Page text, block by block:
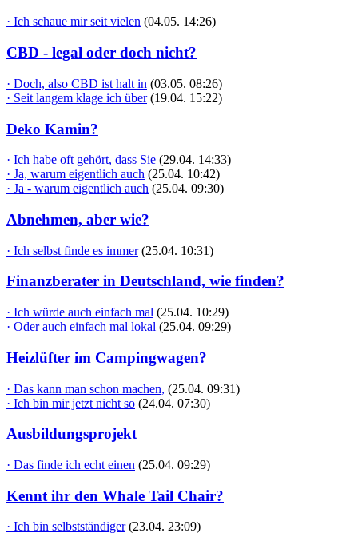
· Ich schaue mir seit vielen (04.05. 14:26)
CBD - legal oder doch nicht?
· Doch, also CBD ist halt in (03.05. 08:26)
· Seit langem klage ich über (19.04. 15:22)
Deko Kamin?
· Ich habe oft gehört, dass Sie (29.04. 14:33)
· Ja, warum eigentlich auch (25.04. 10:42)
· Ja - warum eigentlich auch (25.04. 09:30)
Abnehmen, aber wie?
· Ich selbst finde es immer (25.04. 10:31)
Finanzberater in Deutschland, wie finden?
· Ich würde auch einfach mal (25.04. 10:29)
· Oder auch einfach mal lokal (25.04. 09:29)
Heizlüfter im Campingwagen?
· Das kann man schon machen, (25.04. 09:31)
· Ich bin mir jetzt nicht so (24.04. 07:30)
Ausbildungsprojekt
· Das finde ich echt einen (25.04. 09:29)
Kennt ihr den Whale Tail Chair?
· Ich bin selbstständiger (23.04. 23:09)